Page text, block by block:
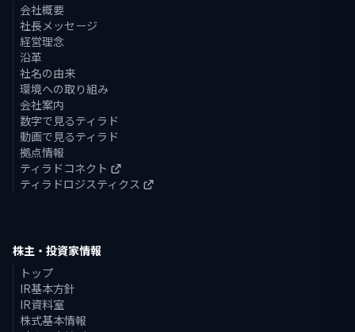
会社概要
社長メッセージ
経営理念
沿革
社名の由来
環境への取り組み
会社案内
数字で見るティラド
動画で見るティラド
拠点情報
ティラドコネクト
ティラドロジスティクス
株主・投資家情報
トップ
IR基本方針
IR資料室
株式基本情報